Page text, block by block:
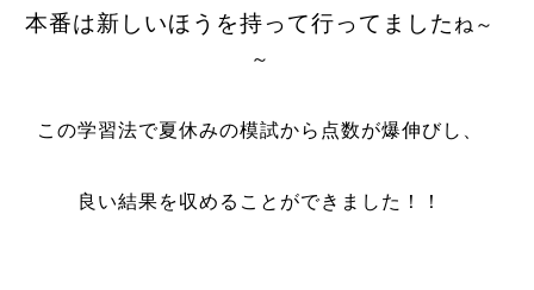
本番は新しいほうを持って行ってました ね～
～
この学習法で夏休みの模試から点数が爆伸びし、
良い結果を収めることができました！！